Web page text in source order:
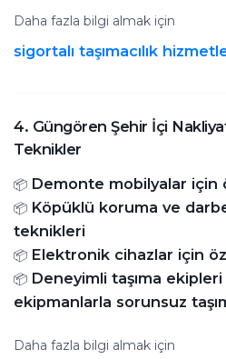
Daha fazla bilgi almak için
sigortalı taşımacılık
4. Güngören Şehir İçi
Teknikler
📦 Demonte mobilyalar için
📦 Köpüklü koruma ve
teknikleri
📦 Elektronik cihazlar için
📦 Deneyimli taşıma
ekipmanlarla sorunsuz
Daha fazla bilgi almak için